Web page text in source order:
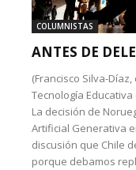
COLUMNISTAS
ANTES DE
(Francisco Silva-
Tecnología
La decisión de
Artificial Generativa
discusión que Chile
porque debamos